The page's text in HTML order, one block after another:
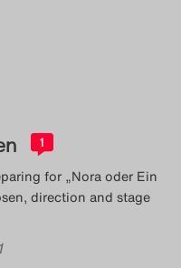
Blog
Blog
1
for „Nora oder Ein
direction and stage